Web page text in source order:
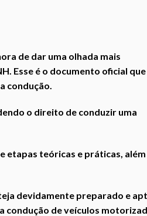
de dar uma olhada mais
Esse é o documento oficial que
condução.
o direito de conduzir uma
etapas teóricas e práticas,
devidamente preparado e
condução de veículos